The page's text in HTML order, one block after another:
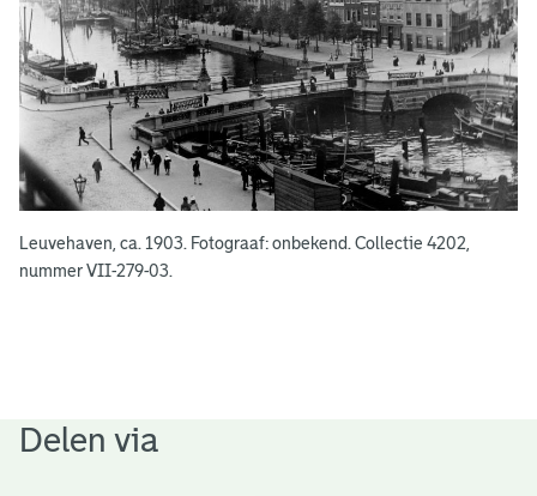
Leuvehaven, ca. 1903. Fotograaf: onbekend. Collectie 4202,
nummer VII-279-03.
Delen via